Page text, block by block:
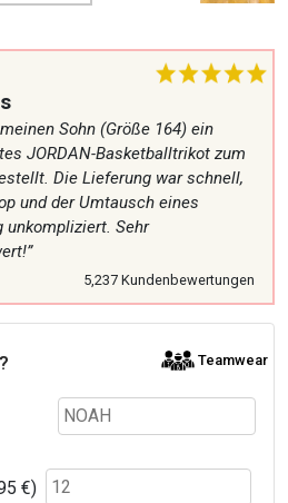
Sohn (Größe 164) ein
JORDAN-Basketballtrikot zum
Die Lieferung war schnell,
und der Umtausch eines
unkompliziert. Sehr
5,237 Kundenbewertungen
Teamwear
€)